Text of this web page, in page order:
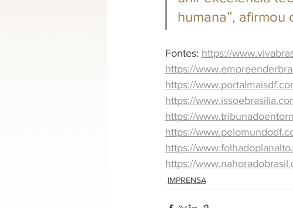
humana”, afirmou
Fontes: https://
https://
https://
https://
https://
https://
https://
https://
IMPRENSA